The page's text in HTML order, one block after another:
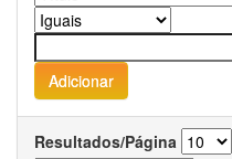
Resultados/Página